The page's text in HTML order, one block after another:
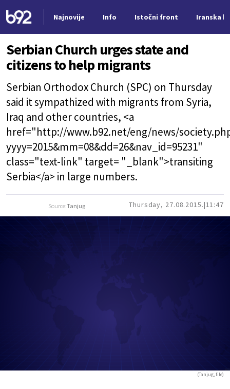
Najnovije Info Istočni front Iranska
Nova vest
Serbian Church urges state and
citizens to help migrants
Serbian Orthodox Church (SPC) on Thursday
said it sympathized with migrants from Syria,
Iraq and other countries, <a
href="http://www.b92.net/eng/news/
yyyy=2015&mm=08&dd=26&nav_id=95231"
class="text-link" target= "_blank">transiting
Serbia</a> in large numbers.
Source:Tanjug Thursday, 27.08.2015. 11:47
(Tanjug, file)